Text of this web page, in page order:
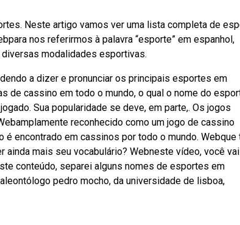
Neste artigo vamos ver uma lista completa de
nos referirmos à palavra “esporte” em espanhol,
modalidades esportivas.
a dizer e pronunciar os principais esportes em
de cassino em todo o mundo, o qual o nome do
Sua popularidade se deve, em parte,. Os jogos
reconhecido como um jogo de cassino
encontrado em cassinos por todo o mundo. Webque
mais seu vocabulário? Webneste vídeo, você vai
conteúdo, separei alguns nomes de esportes em
pedro mocho, da universidade de lisboa,